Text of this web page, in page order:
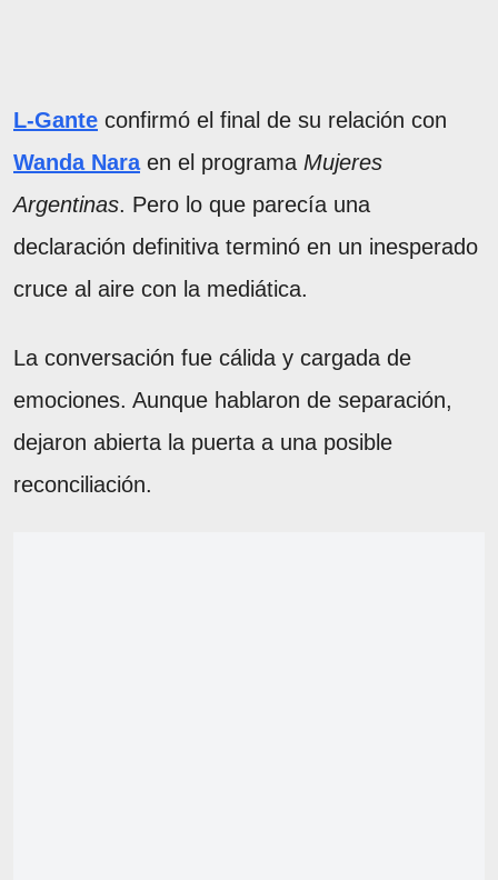
L-Gante confirmó el final de su relación con
Wanda Naraen el programa Mujeres
Argentinas. Pero lo que parecía una
declaración definitiva terminó en un inesperado
cruce al aire con la mediática.
La conversación fue cálida y cargada de
emociones. Aunque hablaron de separación,
dejaron abierta la puerta a una posible
reconciliación.